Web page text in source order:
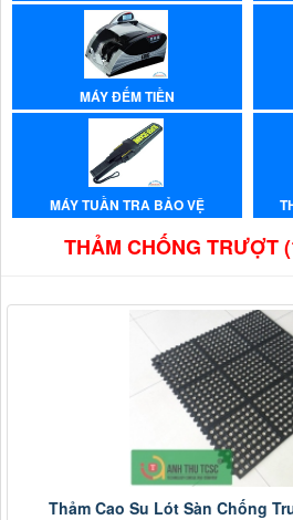
MÁY ĐẾM TIỀN
MÁY TUẦN TRA BẢO VỆ
THẢM CHỐNG TRƯỢT
Thảm Cao Su Lót Sàn Chống